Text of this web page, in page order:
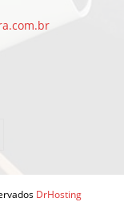
DrHosting